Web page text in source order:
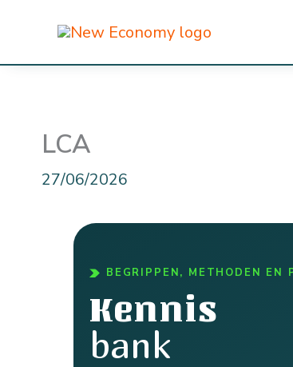
de
LCA
27/06/2026
BEGRIPPEN, METHODEN EN
Kennis
bank